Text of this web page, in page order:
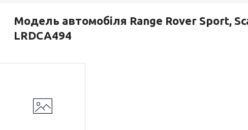
Модель автомобіля Range Rover Sport,
LRDCA494